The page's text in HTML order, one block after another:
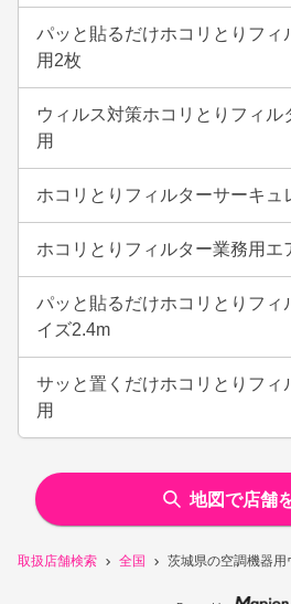
取扱店舗検索 全国 茨城県の空調機器
パッと貼るだけホコリとりフィ
用2枚
ウィルス対策ホコリとりフィル
用
ホコリとりフィルターサーキュ
ホコリとりフィルター業務用エ
パッと貼るだけホコリとりフィ
イズ2.4m
サッと置くだけホコリとりフィ
用
地図で店舗